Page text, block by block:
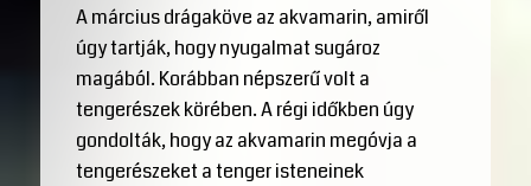
A március drágaköve az akvamarin, amiről
úgy tartják, hogy nyugalmat sugároz
magából. Korábban népszerű volt a
tengerészek körében. A régi időkben úgy
gondolták, hogy az akvamarin megóvja a
tengerészeket a tenger isteneinek